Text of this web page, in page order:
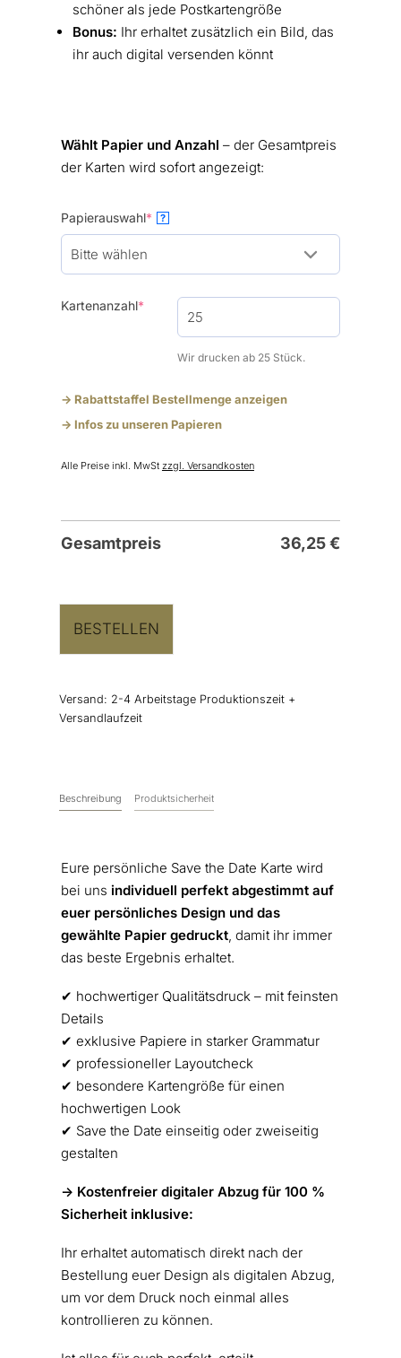
schöner als jede Postkartengröße
Bonus: Ihr erhaltet zusätzlich ein Bild, das
ihr auch digital versenden könnt
Wählt Papier und Anzahl – der Gesamtpreis
der Karten wird sofort angezeigt:
Papierauswahl*(required)
?
Kartenanzahl*(required)
Wir drucken ab 25 Stück.
-> Rabattstaffel Bestellmenge anzeigen
-> Infos zu unseren Papieren
Alle Preise inkl. MwSt zzgl. Versandkosten
Gesamtpreis 36,25€
BESTELLEN
Versand: 2-4 Arbeitstage Produktionszeit +
Versandlaufzeit
Beschreibung Produktsicherheit
Eure persönliche Save the Date Karte wird
bei uns individuell perfekt abgestimmt auf
euer persönliches Design und das
gewählte Papier gedruckt, damit ihr immer
das beste Ergebnis erhaltet.
✔︎ hochwertiger Qualitätsdruck – mit feinsten
Details
✔︎ exklusive Papiere in starker Grammatur
✔︎ professioneller Layoutcheck
✔︎ besondere Kartengröße für einen
hochwertigen Look
✔︎ Save the Date einseitig oder zweiseitig
gestalten
-> Kostenfreier digitaler Abzug für 100 %
Sicherheit inklusive:
Ihr erhaltet automatisch direkt nach der
Bestellung euer Design als digitalen Abzug,
um vor dem Druck noch einmal alles
kontrollieren zu können.